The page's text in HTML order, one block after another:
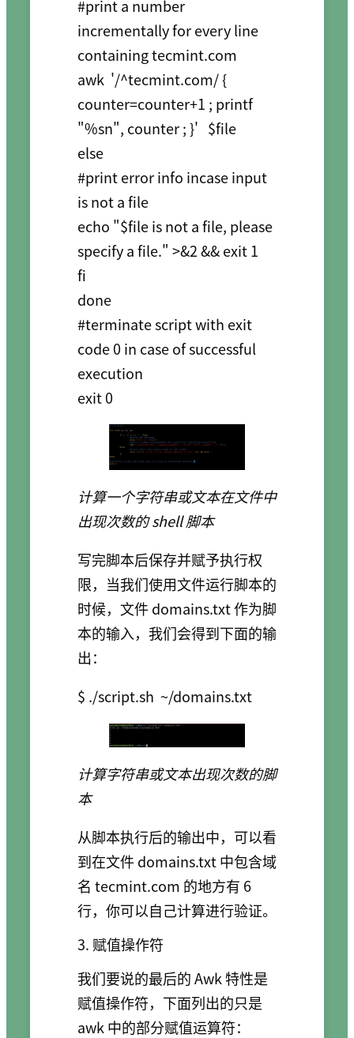
#print a number
incrementally for every line
containing tecmint.com
awk  '/^tecmint.com/ {
counter=counter+1 ; printf
"%sn", counter ; }'   $file
else
#print error info incase input
is not a file
echo "$file is not a file, please
specify a file." >&2 && exit 1
fi
done
#terminate script with exit
code 0 in case of successful
execution
计算一个字符串或文本在文件中
出现次数的 shell 脚本
写完脚本后保存并赋予执行权
限，当我们使用文件运行脚本的
时候，文件 domains.txt 作为脚
本的输入，我们会得到下面的输
出：
计算字符串或文本出现次数的脚
本
从脚本执行后的输出中，可以看
到在文件 domains.txt 中包含域
名 tecmint.com 的地方有 6
行，你可以自己计算进行验证。
3. 赋值操作符
我们要说的最后的 Awk 特性是
赋值操作符，下面列出的只是
awk 中的部分赋值运算符：